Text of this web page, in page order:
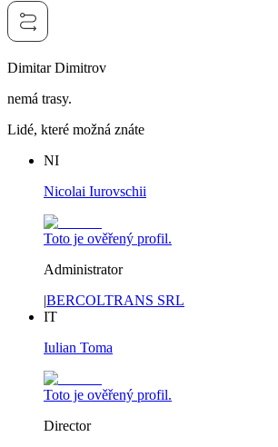
Dimitar Dimitrov
nemá trasy.
Lidé, které možná znáte
NI
Nicolai Iurovschii
Toto je ověřený profil.
Administrator
|BERCOLTRANS SRL
IT
Iulian Toma
Toto je ověřený profil.
Director